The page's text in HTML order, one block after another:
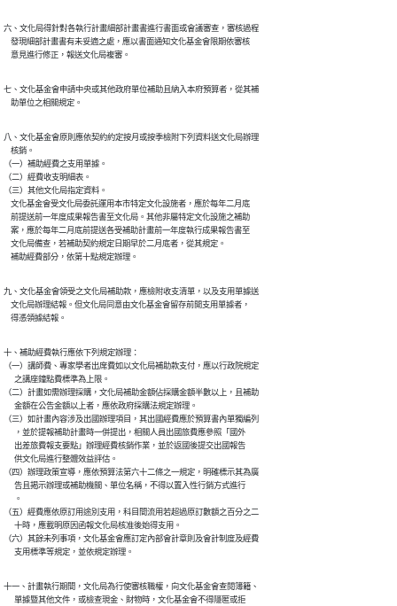
六、文化局得針對各執行計畫細部計畫書進行書面或會議審查，審核過程
    發現細部計畫書有未妥適之處，應以書面通知文化基金會限期依審核
    意見進行修正，報送文化局複審。
七、文化基金會申請中央或其他政府單位補助且納入本府預算者，從其補
    助單位之相關規定。
八、文化基金會原則應依契約約定按月或按季檢附下列資料送文化局辦理
    核銷。
（一）補助經費之支用單據。
（二）經費收支明細表。
（三）其他文化局指定資料。
    文化基金會受文化局委託運用本市特定文化設施者，應於每年二月底
    前提送前一年度成果報告書至文化局。其他非屬特定文化設施之補助
    案，應於每年二月底前提送各受補助計畫前一年度執行成果報告書至
    文化局備查，若補助契約規定日期早於二月底者，從其規定。
    補助經費部分，依第十點規定辦理。
九、文化基金會領受之文化局補助款，應檢附收支清單，以及支用單據送
    文化局辦理結報。但文化局同意由文化基金會留存前開支用單據者，
    得憑領據結報。
十、補助經費執行應依下列規定辦理：
（一）講師費、專家學者出席費如以文化局補助款支付，應以行政院規定
      之講座鐘點費標準為上限。
（二）計畫如需辦理採購，文化局補助金額佔採購金額半數以上，且補助
      金額在公告金額以上者，應依政府採購法規定辦理。
（三）如計畫內容涉及出國辦理項目，其出國經費應於預算書內單獨編列
      ，並於提報補助計畫時一併提出，相關人員出國旅費應參照「國外
      出差旅費報支要點」辦理經費核銷作業，並於返國後提交出國報告
      供文化局進行整體效益評估。
（四）辦理政策宣導，應依預算法第六十二條之一規定，明確標示其為廣
      告且揭示辦理或補助機關、單位名稱，不得以置入性行銷方式進行
      。
（五）經費應依原訂用途別支用，科目間流用若超過原訂數額之百分之二
      十時，應載明原因函報文化局核准後始得支用。
（六）其餘未列事項，文化基金會應訂定內部會計章則及會計制度及經費
      支用標準等規定，並依規定辦理。
十一、計畫執行期間，文化局為行使審核職權，向文化基金會查閱簿籍、
      單據暨其他文件，或檢查現金、財物時，文化基金會不得隱匿或拒